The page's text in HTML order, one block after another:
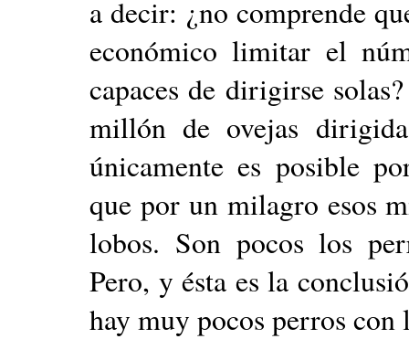
a decir: ¿no comprende
económico limitar el
capaces de dirigirse
millón de ovejas
únicamente es posible
que por un milagro esos
lobos. Son pocos los
Pero, y ésta es la
hay muy pocos perros con